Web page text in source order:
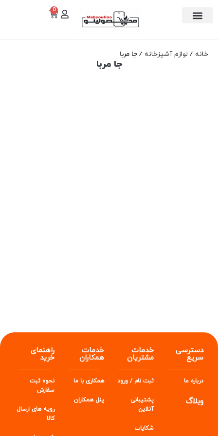
0
خانه لوازم آشپزخانه جا مربا
جا مربا
دسترسی
سریع
درباره ما
وبلاگ
خدمات
مشتریان
ثبت نام / ورود
پشتیبانی
آنلاین
شکایات
خدمات
همکاران
همکاری با ما
پنلهمکاران
راهنمای
خرید
نحوه ثبت
سفارش
رویه های ارسال
کالا